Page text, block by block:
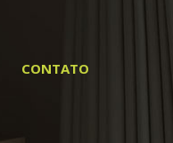
CONTATO